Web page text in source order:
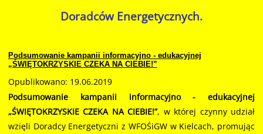
Doradców Energetycznych.
Podsumowanie kampanii informacyjno - edukacyjnej
„ŚWIĘTOKRZYSKIE CZEKA NA CIEBIE!”
Opublikowano: 19.06.2019
Podsumowanie kampanii informacyjno - edukacyjnej
„ŚWIĘTOKRZYSKIE CZEKA NA CIEBIE!”, w której czynny udział
wzięli Doradcy Energetyczni z WFOŚiGW w Kielcach, promując